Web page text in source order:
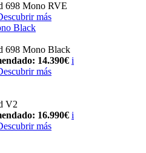
698 Mono RVE
más
Black
698 Mono Black
14.390€ i
más
V2
16.990€ i
más